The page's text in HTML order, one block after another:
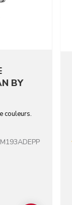
BY
couleurs.
more